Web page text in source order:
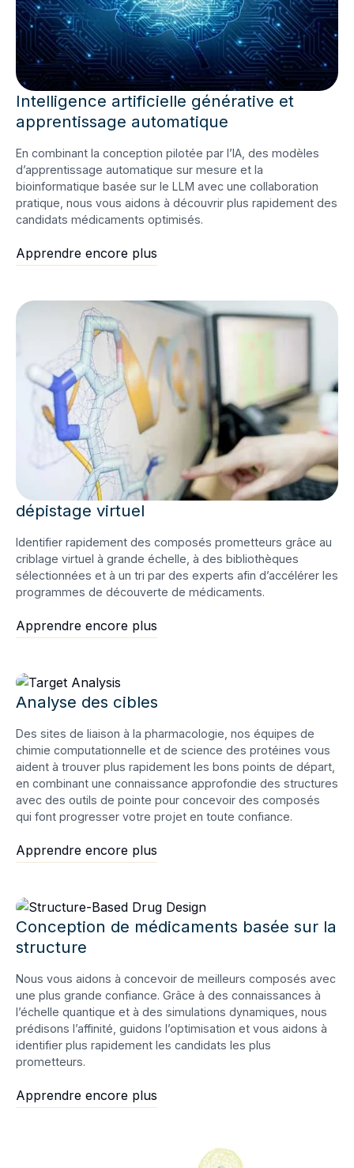
Intelligence artificielle générative et
apprentissage automatique
En combinant la conception pilotée par l’IA, des modèles
d’apprentissage automatique sur mesure et la
bioinformatique basée sur le LLM avec une collaboration
pratique, nous vous aidons à découvrir plus rapidement des
candidats médicaments optimisés.
Apprendre encore plus
dépistage virtuel
Identifier rapidement des composés prometteurs grâce au
criblage virtuel à grande échelle, à des bibliothèques
sélectionnées et à un tri par des experts afin d’accélérer les
programmes de découverte de médicaments.
Apprendre encore plus
Analyse des cibles
Des sites de liaison à la pharmacologie, nos équipes de
chimie computationnelle et de science des protéines vous
aident à trouver plus rapidement les bons points de départ,
en combinant une connaissance approfondie des structures
avec des outils de pointe pour concevoir des composés
qui font progresser votre projet en toute confiance.
Apprendre encore plus
Conception de médicaments basée sur la
structure
Nous vous aidons à concevoir de meilleurs composés avec
une plus grande confiance. Grâce à des connaissances à
l’échelle quantique et à des simulations dynamiques, nous
prédisons l’affinité, guidons l’optimisation et vous aidons à
identifier plus rapidement les candidats les plus
prometteurs.
Apprendre encore plus